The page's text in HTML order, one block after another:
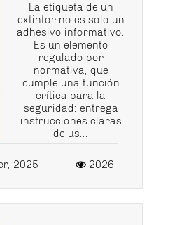
La etiqueta de un
extintor no es solo un
adhesivo informativo.
Es un elemento
regulado por
normativa, que
cumple una función
crítica para la
seguridad: entrega
instrucciones claras
de us...
2025 2026